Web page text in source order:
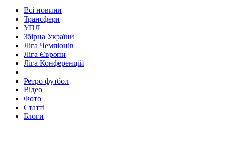
Всі новини
Трансфери
УПЛ
Збірна України
Ліга Чемпіонів
Ліга Європи
Ліга Конференцій
Ретро футбол
Відео
Фото
Статті
Блоги